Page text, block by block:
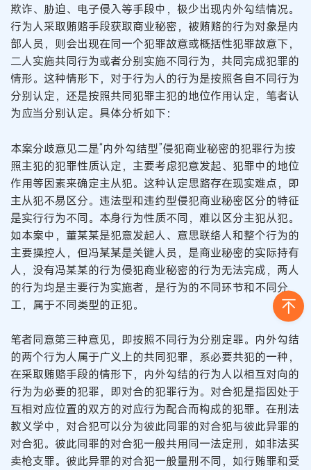
欺诈、胁迫、电子侵入等手段中，极少出现内外勾结情况。
行为人采取贿赂手段获取商业秘密，被贿赂的行为对象是内
部人员，则会出现在同一个犯罪故意或概括性犯罪故意下，
二人实施共同行为或者分别实施不同行为，共同完成犯罪的
情形。这种情形下，对于行为人的行为是按照各自不同行为
分别认定，还是按照共同犯罪主犯的地位作用认定，笔者认
为应当分别认定。具体分析如下：
本案分歧意见二是“内外勾结型”侵犯商业秘密的犯罪行为按
照主犯的犯罪性质认定，主要考虑犯意发起、犯罪中的地位
作用等因素来确定主从犯。这种认定思路存在现实难点，即
主从犯不易区分。违法型和违约型侵犯商业秘密区分的特征
是实行行为不同。本身行为性质不同，难以区分主犯从犯。
如本案中，董某某是犯意发起人、意思联络人和整个行为的
主要操控人，但冯某某是关键人员，是商业秘密的实际持有
人，没有冯某某的行为侵犯商业秘密的行为无法完成，两人
的行为均是主要行为实施者，是行为的不同环节和不同分
工，属于不同类型的正犯。
笔者同意第三种意见，即按照不同行为分别定罪。内外勾结
的两个行为人属于广义上的共同犯罪，系必要共犯的一种，
在采取贿赂手段的情形下，内外勾结的行为人以相互对向的
行为为必要的犯罪，即对合的犯罪行为。对合犯是指因处于
互相对应位置的双方的对应行为配合而构成的犯罪。在刑法
教义学中，对合犯可以分为彼此同罪的对合犯与彼此异罪的
对合犯。彼此同罪的对合犯一般共用同一法定刑，如非法买
卖枪支罪。彼此异罪的对合犯一般量刑不同，如行贿罪和受